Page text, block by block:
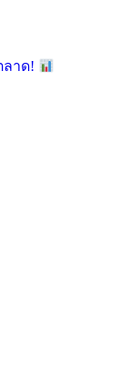
ลาด!